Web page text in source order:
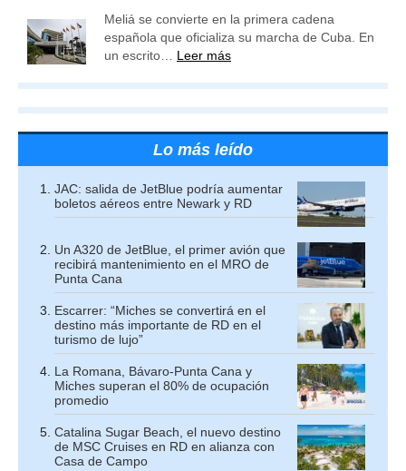
Meliá se convierte en la primera cadena
española que oficializa su marcha de Cuba. En
un escrito… Leer más
Lo más leído
JAC: salida de JetBlue podría aumentar
boletos aéreos entre Newark y RD
Un A320 de JetBlue, el primer avión que
recibirá mantenimiento en el MRO de
Punta Cana
Escarrer: “Miches se convertirá en el
destino más importante de RD en el
turismo de lujo”
La Romana, Bávaro-Punta Cana y
Miches superan el 80% de ocupación
promedio
Catalina Sugar Beach, el nuevo destino
de MSC Cruises en RD en alianza con
Casa de Campo